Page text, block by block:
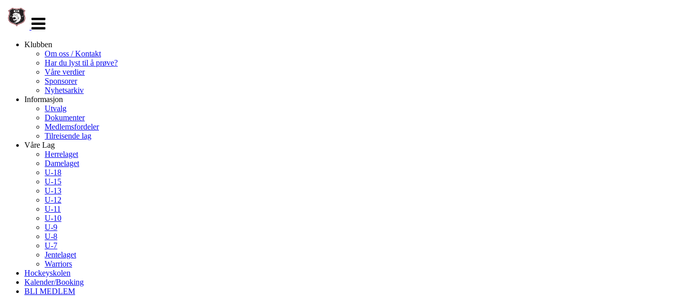
navigasjon
Klubben
Om oss / Kontakt
Har du lyst til å prøve?
Våre verdier
Sponsorer
Nyhetsarkiv
Informasjon
Utvalg
Dokumenter
Medlemsfordeler
Tilreisende lag
Våre Lag
Herrelaget
Damelaget
U-18
U-15
U-13
U-12
U-11
U-10
U-9
U-8
U-7
Jentelaget
Warriors
Hockeyskolen
Kalender/Booking
BLI MEDLEM